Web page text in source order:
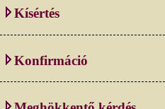
Kísértés
Konfirmáció